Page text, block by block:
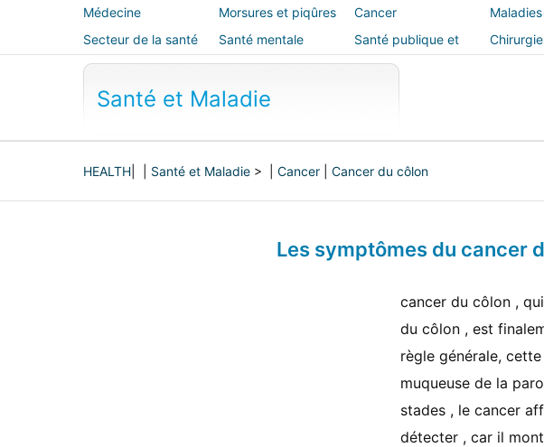
Médecine
alternative
Morsures et piqûres Cancer
Secteur de la santé
Santé mentale
Santé publique et
sécurité
Santé et Maladie
HEALTH Santé et Maladie > | Cancer Cancer du côlon
Les symptômes du cancer
cancer du côlon ,
du côlon , est
règle générale,
muqueuse de la
stades , le cancer
détecter , car il